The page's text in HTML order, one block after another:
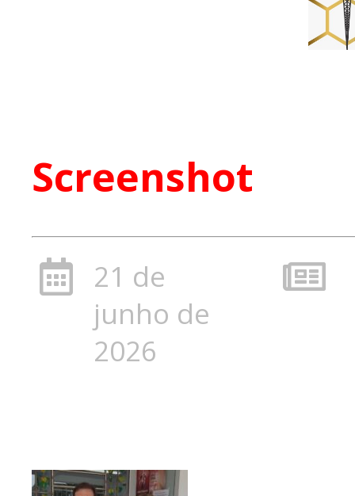
Screenshot
21 de
junho de
2026